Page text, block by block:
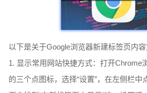
以下是关于Google浏览器新建标签页内容
1. 显示常用网站快捷方式：打开Chrome
的三个点图标，选择“设置”，在左侧栏中